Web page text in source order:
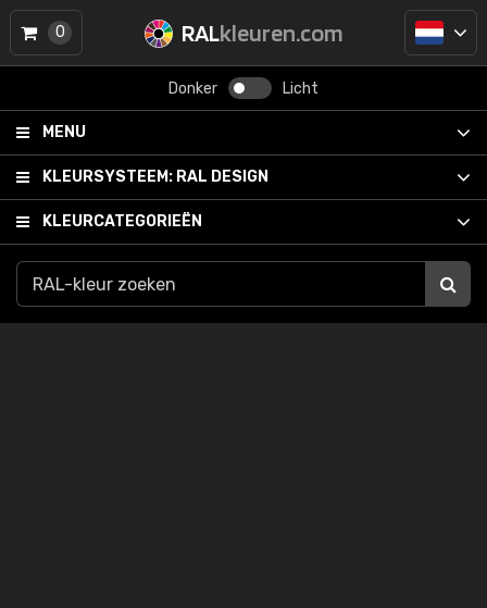
RALkleuren.com
Donker Licht
MENU
KLEURSYSTEEM: RAL DESIGN
KLEURCATEGORIEËN
0